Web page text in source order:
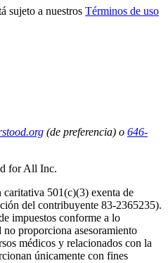
sujeto a nuestros Términos de uso
(de preferencia) o 646-
for All Inc.
501(c)(3) exenta de
del contribuyente 83-2365235).
impuestos conforme a lo
proporciona asesoramiento
médicos y relacionados con la
únicamente con fines